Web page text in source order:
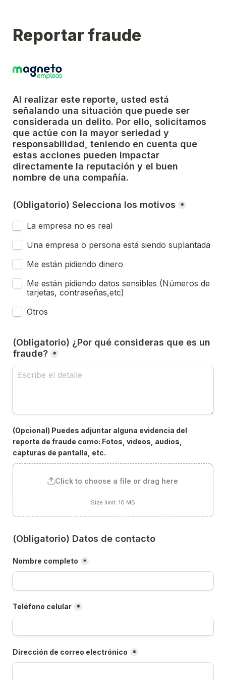
Reportar fraude
Al realizar este reporte, usted está
señalando una situación que puede ser
considerada un delito. Por ello, solicitamos
que actúe con la mayor seriedad y
responsabilidad, teniendo en cuenta que
estas acciones pueden impactar
directamente la reputación y el buen
nombre de una compañía.
(Obligatorio) Selecciona los motivos *
La empresa no es real
Una empresa o persona está siendo suplantada
Me están pidiendo dinero
Me están pidiendo datos sensibles (Números de
tarjetas, contraseñas,etc)
Otros
(Obligatorio) ¿Por qué consideras que es un
fraude? *
(Opcional) Puedes adjuntar alguna evidencia del
reporte de fraude como: Fotos, videos, audios,
capturas de pantalla, etc.
Click to choose a file or drag here
Size limit: 10 MB
(Obligatorio) Datos de contacto
Nombre completo *
Teléfono celular *
Dirección de correo electrónico *